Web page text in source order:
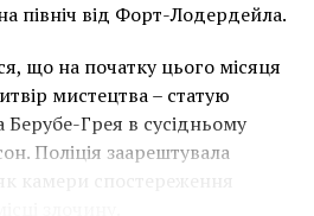
це було
але з
подій це
північ від Форт-Лодердейла.
що на початку цього місяця
мистецтва – статую
Берубе-Грея в сусідньому
Поліція заарештувала
камери спостереження